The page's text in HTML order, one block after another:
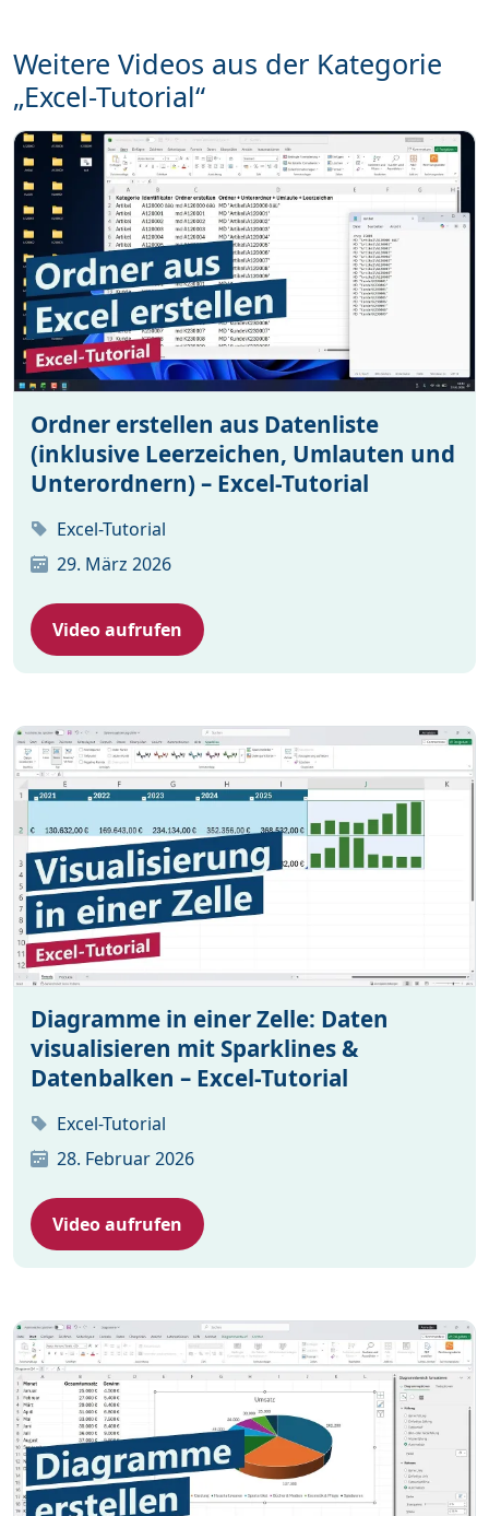
Weitere Videos aus der Kategorie
„Excel-Tutorial“
Ordner erstellen aus Datenliste
(inklusive Leerzeichen, Umlauten und
Unterordnern) – Excel-Tutorial
Excel-Tutorial
29. März 2026
Video aufrufen
Diagramme in einer Zelle: Daten
visualisieren mit Sparklines &
Datenbalken – Excel-Tutorial
Excel-Tutorial
28. Februar 2026
Video aufrufen